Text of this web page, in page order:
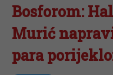
Bosforom:
Murić
para